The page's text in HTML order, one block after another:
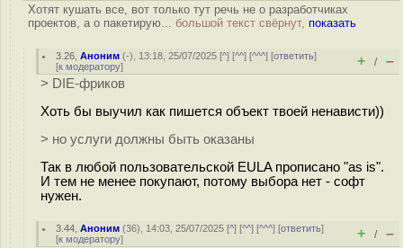
Хотят кушать все, вот только тут речь не о разработчиках
проектов, а о пакетирую... большой текст свёрнут, показать
3.26 ,Аноним (-), 13:18, 25/07/2025 [^] [^^] [^^^] [ответить]
[к модератору] + / –
> DIE-фриков
Хоть бы выучил как пишется объект твоей ненависти))
> но услуги должны быть оказаны
Так в любой пользовательской EULA прописано "as is".
И тем не менее покупают, потому выбора нет - софт
нужен.
3.44 ,Аноним (36), 14:03, 25/07/2025 [^] [^^] [^^^] [ответить]
[к модератору] + / –